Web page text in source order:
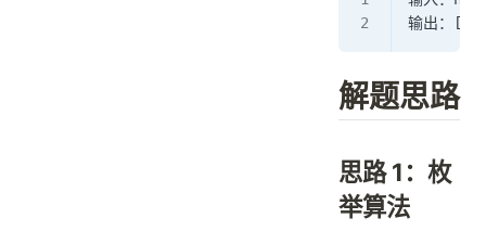
输出：[
解题思路
思路 1：枚
举算法